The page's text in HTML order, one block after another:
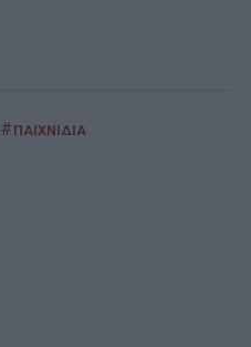
# ΠΑΙΧΝΙΔΙΑ